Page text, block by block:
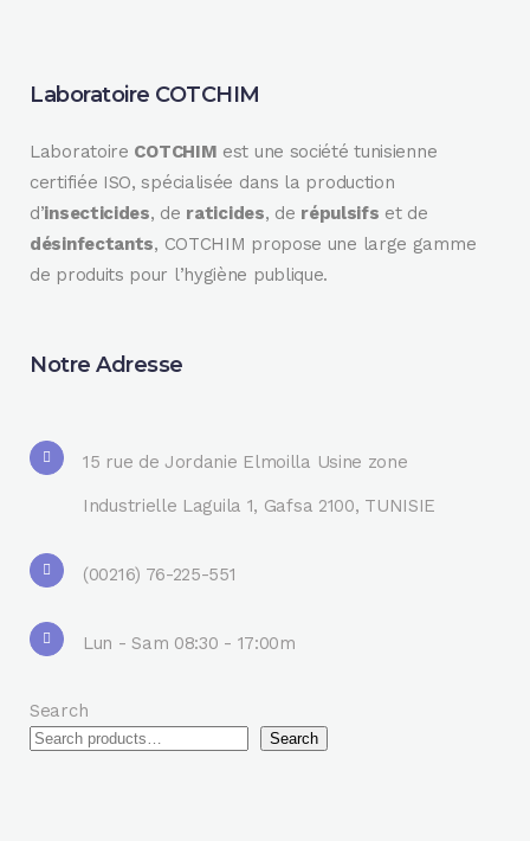
Laboratoire COTCHIM
Laboratoire COTCHIM est une société tunisienne
certifiée ISO, spécialisée dans la production
d’insecticides, de raticides, de répulsifs et de
désinfectants, COTCHIM propose une large gamme
de produits pour l’hygiène publique.
Notre Adresse
15 rue de Jordanie Elmoilla Usine zone
Industrielle Laguila 1, Gafsa 2100, TUNISIE
(00216) 76-225-551
Lun - Sam 08:30 - 17:00m
Search
Search